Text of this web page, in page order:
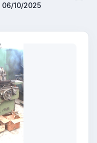
06/10/2025